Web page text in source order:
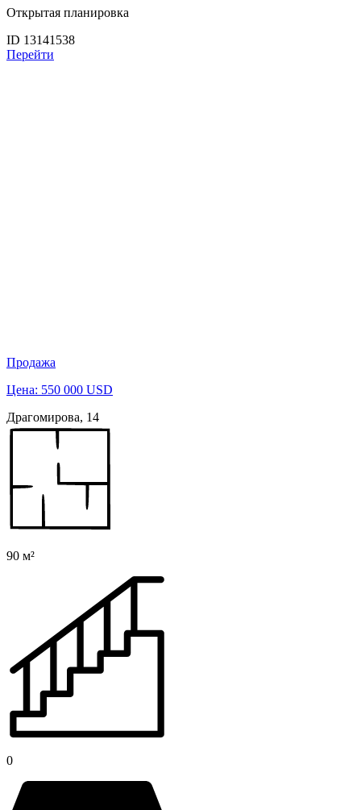
Открытая планировка
ID 13141538
Перейти
Продажа
Цена: 550 000 USD
Драгомирова, 14
90 м²
0